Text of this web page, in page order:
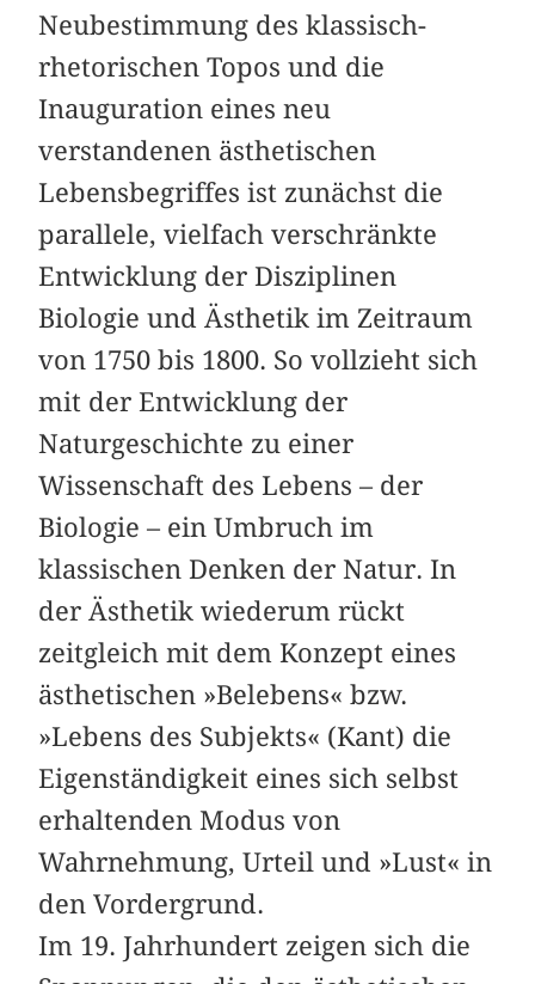
Neubestimmung des klassisch-
rhetorischen Topos und die
Inauguration eines neu
verstandenen ästhetischen
Lebensbegriffes ist zunächst die
parallele, vielfach verschränkte
Entwicklung der Disziplinen
Biologie und Ästhetik im Zeitraum
von 1750 bis 1800. So vollzieht sich
mit der Entwicklung der
Naturgeschichte zu einer
Wissenschaft des Lebens – der
Biologie – ein Umbruch im
klassischen Denken der Natur. In
der Ästhetik wiederum rückt
zeitgleich mit dem Konzept eines
ästhetischen »Belebens« bzw.
»Lebens des Subjekts« (Kant) die
Eigenständigkeit eines sich selbst
erhaltenden Modus von
Wahrnehmung, Urteil und »Lust« in
den Vordergrund.
Im 19. Jahrhundert zeigen sich die